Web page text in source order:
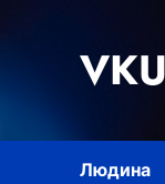
Людина